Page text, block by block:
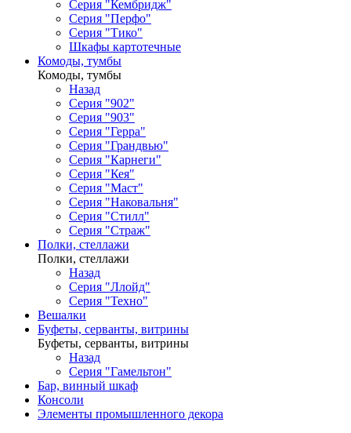
Серия "Кембридж"
Серия "Перфо"
Серия "Тико"
Шкафы картотечные
Комоды, тумбы
Комоды, тумбы
Назад
Серия "902"
Серия "903"
Серия "Герра"
Серия "Грандвью"
Серия "Карнеги"
Серия "Кея"
Серия "Маст"
Серия "Наковальня"
Серия "Стилл"
Серия "Страж"
Полки, стеллажи
Полки, стеллажи
Назад
Серия "Ллойд"
Серия "Техно"
Вешалки
Буфеты, серванты, витрины
Буфеты, серванты, витрины
Назад
Серия "Гамельтон"
Бар, винный шкаф
Консоли
Элементы промышленного декора